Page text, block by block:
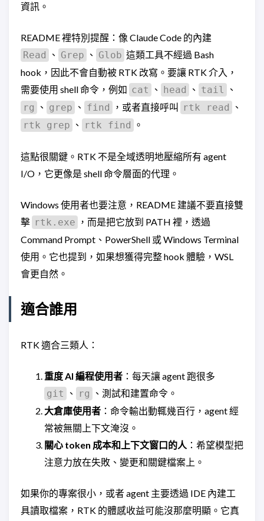
資訊。
README 裡特別提醒：像 Claude Code 的內建
Read
、 Grep 、 Glob 這類工具不經過 Bash
hook，因此不會自動被 RTK 改寫。要讓 RTK 介入，
需要使用 shell 命令，例如 cat 、 head 、 tail
、
rg
、 grep 、 find ，或者直接呼叫 rtk read
、
rtk grep 、 rtk find 。
這點很關鍵。RTK 不是全域透明地壓縮所有 agent
I/O，它更像是 shell 命令層面的代理。
Windows 使用者也要注意，README 建議不要直接雙
擊 rtk.exe ，而是把它放到 PATH 裡，透過
Command Prompt、PowerShell 或 Windows Terminal
使用。它也提到，如果想獲得完整 hook 體驗，WSL
會更自然。
適合誰用
RTK 適合三類人：
重度 AI 編程使用者 ：每天讓 agent 跑很多
git
、 rg
、測試和建置命令。
大倉庫使用者 ：命令輸出動輒幾百行，agent 經
常被無關上下文淹沒。
關心 token 成本和上下文窗口的人 ：希望模型把
注意力放在失敗、變更和關鍵檔案上。
如果你的專案很小，或者 agent 主要透過 IDE 內建工
具讀取檔案，RTK 的體感收益可能沒那麼明顯。它真